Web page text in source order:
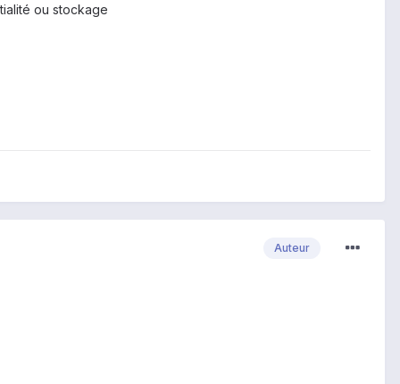
ou stockage
Auteur